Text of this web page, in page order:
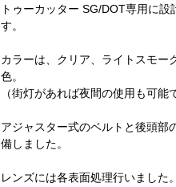
トゥーカッター SG/DOT専用に設
す。
カラーは、クリア、ライトスモー
色。
（街灯があれば夜間の使用も可能
アジャスター式のベルトと後頭部
備しました。
レンズには各表面処理行いました。